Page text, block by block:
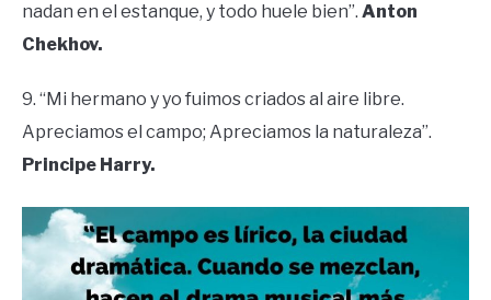
nadan en el estanque, y todo huele bien”. Anton
Chekhov.
9. “Mi hermano y yo fuimos criados al aire libre.
Apreciamos el campo; Apreciamos la naturaleza”.
Principe Harry.